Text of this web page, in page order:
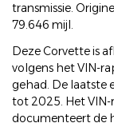
transmissie.
79.646 mijl.
Deze Corvette is
volgens het VIN-
gehad. De laatste
tot 2025. Het
documenteert de